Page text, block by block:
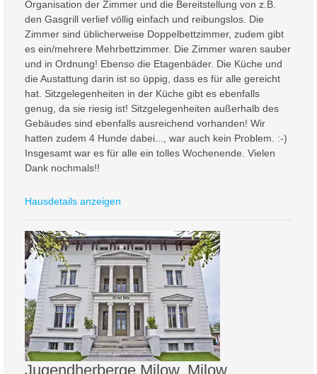
Organisation der Zimmer und die Bereitstellung von z.B.
den Gasgrill verlief völlig einfach und reibungslos. Die
Zimmer sind üblicherweise Doppelbettzimmer, zudem gibt
es ein/mehrere Mehrbettzimmer. Die Zimmer waren sauber
und in Ordnung! Ebenso die Etagenbäder. Die Küche und
die Austattung darin ist so üppig, dass es für alle gereicht
hat. Sitzgelegenheiten in der Küche gibt es ebenfalls
genug, da sie riesig ist! Sitzgelegenheiten außerhalb des
Gebäudes sind ebenfalls ausreichend vorhanden! Wir
hatten zudem 4 Hunde dabei..., war auch kein Problem. :-)
Insgesamt war es für alle ein tolles Wochenende. Vielen
Dank nochmals!!
Hausdetails anzeigen
Jugendherberge Milow, Milow